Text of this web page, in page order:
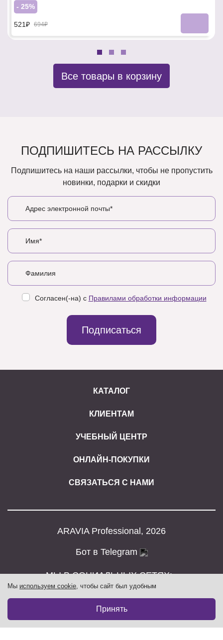
- 25%
521₽ 694₽
Все товары в корзину
ПОДПИШИТЕСЬ НА РАССЫЛКУ
Подпишитесь на наши рассылки, чтобы не пропустить
новинки, подарки и скидки
Согласен(-на) с Правилами обработки информации
Подписаться
КАТАЛОГ
КЛИЕНТАМ
УЧЕБНЫЙ ЦЕНТР
ОНЛАЙН-ПОКУПКИ
СВЯЗАТЬСЯ С НАМИ
ARAVIA Professional, 2026
Бот в Telegram
МЫ В СОЦИАЛЬНЫХ СЕТЯХ:
Мы используем cookie, чтобы сайт был удобным
Принять
521₽ В корзину